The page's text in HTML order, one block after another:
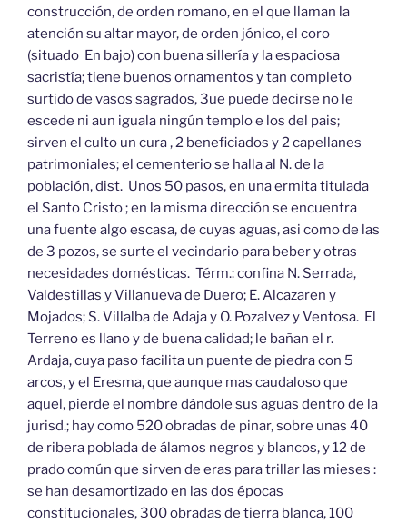
construcción, de orden romano, en el que llaman la
atención su altar mayor, de orden jónico, el coro
(situado En bajo) con buena sillería y la espaciosa
sacristía; tiene buenos ornamentos y tan completo
surtido de vasos sagrados, 3ue puede decirse no le
escede ni aun iguala ningún templo e los del pais;
sirven el culto un cura , 2 beneficiados y 2 capellanes
patrimoniales; el cementerio se halla al N. de la
población, dist. Unos 50 pasos, en una ermita titulada
el Santo Cristo ; en la misma dirección se encuentra
una fuente algo escasa, de cuyas aguas, asi como de las
de 3 pozos, se surte el vecindario para beber y otras
necesidades domésticas. Térm.: confina N. Serrada,
Valdestillas y Villanueva de Duero; E. Alcazaren y
Mojados; S. Villalba de Adaja y O. Pozalvez y Ventosa. El
Terreno es llano y de buena calidad; le bañan el r.
Ardaja, cuya paso facilita un puente de piedra con 5
arcos, y el Eresma, que aunque mas caudaloso que
aquel, pierde el nombre dándole sus aguas dentro de la
jurisd.; hay como 520 obradas de pinar, sobre unas 40
de ribera poblada de álamos negros y blancos, y 12 de
prado común que sirven de eras para trillar las mieses :
se han desamortizado en las dos épocas
constitucionales, 300 obradas de tierra blanca, 100